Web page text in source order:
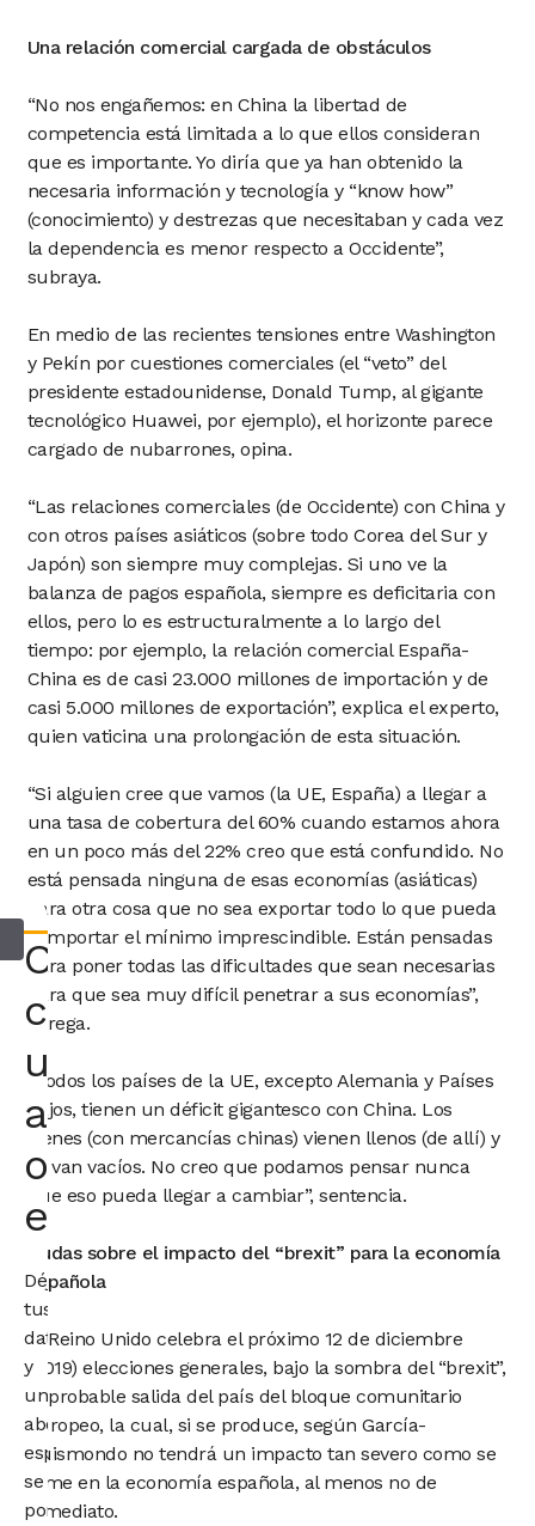
Una relación comercial cargada de obstáculos
“No nos engañemos: en China la libertad de
competencia está limitada a lo que ellos consideran
que es importante. Yo diría que ya han obtenido la
necesaria información y tecnología y “know how”
(conocimiento) y destrezas que necesitaban y cada vez
la dependencia es menor respecto a Occidente”,
subraya.
En medio de las recientes tensiones entre Washington
y Pekín por cuestiones comerciales (el “veto” del
presidente estadounidense, Donald Tump, al gigante
tecnológico Huawei, por ejemplo), el horizonte parece
cargado de nubarrones, opina.
“Las relaciones comerciales (de Occidente) con China y
con otros países asiáticos (sobre todo Corea del Sur y
Japón) son siempre muy complejas. Si uno ve la
balanza de pagos española, siempre es deficitaria con
ellos, pero lo es estructuralmente a lo largo del
tiempo: por ejemplo, la relación comercial España-
China es de casi 23.000 millones de importación y de
casi 5.000 millones de exportación”, explica el experto,
quien vaticina una prolongación de esta situación.
“Si alguien cree que vamos (la UE, España) a llegar a
una tasa de cobertura del 60% cuando estamos ahora
en un poco más del 22% creo que está confundido. No
está pensada ninguna de esas economías (asiáticas)
para otra cosa que no sea exportar todo lo que pueda
e importar el mínimo imprescindible. Están pensadas
para poner todas las dificultades que sean necesarias
para que sea muy difícil penetrar a sus economías”,
agrega.
“Todos los países de la UE, excepto Alemania y Países
Bajos, tienen un déficit gigantesco con China. Los
trenes (con mercancías chinas) vienen llenos (de allí) y
se van vacíos. No creo que podamos pensar nunca
que eso pueda llegar a cambiar”, sentencia.
Dudas sobre el impacto del “brexit” para la economía
española
El Reino Unido celebra el próximo 12 de diciembre
(2019) elecciones generales, bajo la sombra del “brexit”,
la probable salida del país del bloque comunitario
europeo, la cual, si se produce, según García-
Quismondo no tendrá un impacto tan severo como se
teme en la economía española, al menos no de
inmediato.
Consultar
con
un
abogado
o
economista
Déjanos
tus
datos
y
un
abogado
especialista
se
pondrá